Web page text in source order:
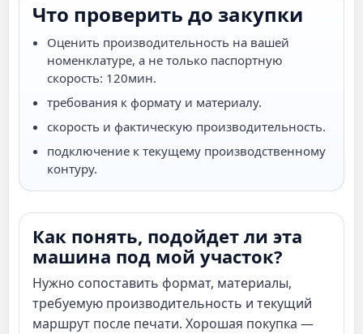
Что проверить до закупки
Оценить производительность на вашей
номенклатуре, а не только паспортную
скорость: 120мин.
требования к формату и материалу.
скорость и фактическую производительность.
подключение к текущему производственному
контуру.
Как понять, подойдет ли эта
машина под мой участок?
Нужно сопоставить формат, материалы,
требуемую производительность и текущий
маршрут после печати. Хорошая покупка —